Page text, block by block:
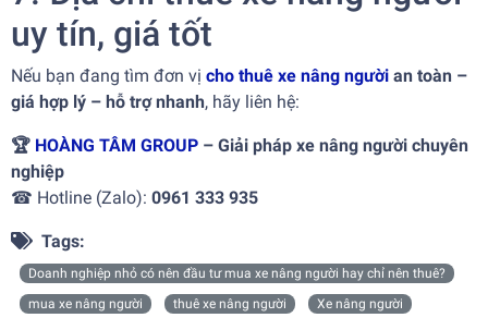
uy tín, giá tốt
Nếu bạn đang tìm đơn vị cho thuê xe nâng người an toàn –
giá hợp lý – hỗ trợ nhanh, hãy liên hệ:
🏆 HOÀNG TÂM GROUP – Giải pháp xe nâng người chuyên
nghiệp
☎ Hotline (Zalo): 0961 333 935
Tags:
Doanh nghiệp nhỏ có nên đầu tư mua xe nâng người hay chỉ nên thuê?
mua xe nâng người
thuê xe nâng người Xe nâng người